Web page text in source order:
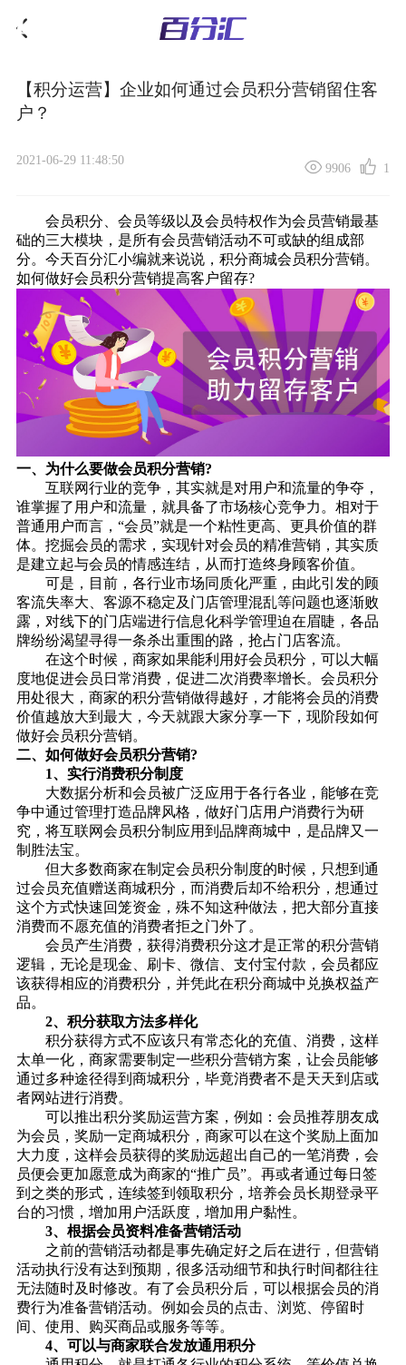
【积分运营】企业如何通过会员积分营销留住客
户？
2021-06-29 11:48:50
9906 1
会员积分、会员等级以及会员特权作为会员营销最基
础的三大模块，是所有会员营销活动不可或缺的组成部
分。今天百分汇小编就来说说， 积分商城会员积分营销。
如何做好会员积分营销提高客户留存?
一、为什么要做会员积分营销?
互联网行业的竞争，其实就是对用户和流量的争夺，
谁掌握了用户和流量，就具备了市场核心竞争力。相对于
普通用户而言，“会员”就是一个粘性更高、更具价值的群
体。挖掘会员的需求，实现针对会员的精准营销，其实质
是建立起与会员的情感连结，从而打造终身顾客价值。
可是，目前，各行业市场同质化严重，由此引发的顾
客流失率大、客源不稳定及门店管理混乱等问题也逐渐败
露，对线下的门店端进行信息化科学管理迫在眉睫，各品
牌纷纷渴望寻得一条杀出重围的路，抢占门店客流。
在这个时候，商家如果能利用好会员积分，可以大幅
度地促进会员日常消费，促进二次消费率增长。会员积分
用处很大，商家的积分营销做得越好，才能将会员的消费
价值越放大到最大，今天就跟大家分享一下，现阶段如何
做好会员积分营销。
二、如何做好会员积分营销?
1、实行消费积分制度
大数据分析和会员被广泛应用于各行各业，能够在竞
争中通过管理打造品牌风格，做好门店用户消费行为研
究，将互联网会员积分制应用到品牌商城中，是品牌又一
制胜法宝。
但大多数商家在制定会员积分制度的时候，只想到通
过会员充值赠送商城积分，而消费后却不给积分，想通过
这个方式快速回笼资金，殊不知这种做法，把大部分直接
消费而不愿充值的消费者拒之门外了。
会员产生消费，获得消费积分这才是正常的积分营销
逻辑，无论是现金、刷卡、微信、支付宝付款，会员都应
该获得相应的消费积分，并凭此在积分商城中兑换权益产
品。
2、积分获取方法多样化
积分获得方式不应该只有常态化的充值、消费，这样
太单一化，商家需要制定一些积分营销方案 ，让会员能够
通过多种途径得到商城积分，毕竟消费者不是天天到店或
者网站进行消费。
可以推出积分奖励运营方案，例如：会员推荐朋友成
为会员，奖励一定商城积分，商家可以在这个奖励上面加
大力度，这样会员获得的奖励远超出自己的一笔消费，会
员便会更加愿意成为商家的“推广员”。再或者通过每日签
到之类的形式，连续签到领取积分，培养会员长期登录平
台的习惯，增加用户活跃度，增加用户黏性。
3、根据会员资料准备营销活动
之前的营销活动都是事先确定好之后在进行，但营销
活动执行没有达到预期，很多活动细节和执行时间都往往
无法随时及时修改。有了会员积分后，可以根据会员的消
费行为准备营销活动。例如会员的点击、浏览、停留时
间、使用、购买商品或服务等等。
4、可以与商家联合发放通用积分